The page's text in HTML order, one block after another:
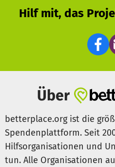
Kosten zu bezahlen.
Der Osten des Landes leidet
kriegerischen
zwingen Rebellengruppen die
Äcker zu verlassen und in die
ganzen Region Kivu, von den
worden. Humanitäre Hilfe
steht im Vordergrund. Die
Ausbildungszentrum für
diese Ausbildungen gestoppt,
Wegen das wieder zu
Geflüchteten befähigt eine
Hilf mit, das
Über
betterplace.org ist die
Spendenplattform. Seit
Hilfsorganisationen und
tun. Alle Organisationen